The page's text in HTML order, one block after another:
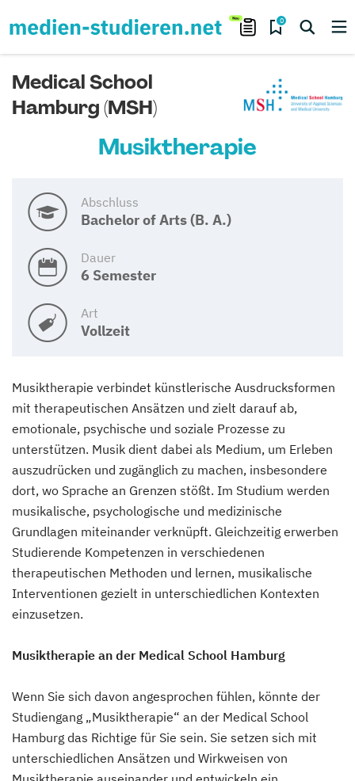
0
Medical School
Hamburg (MSH)
Musiktherapie
Abschluss
Bachelor of Arts (B. A.)
Dauer
6 Semester
Art
Vollzeit
Musiktherapie verbindet künstlerische Ausdrucksformen
mit therapeutischen Ansätzen und zielt darauf ab,
emotionale, psychische und soziale Prozesse zu
unterstützen. Musik dient dabei als Medium, um Erleben
auszudrücken und zugänglich zu machen, insbesondere
dort, wo Sprache an Grenzen stößt. Im Studium werden
musikalische, psychologische und medizinische
Grundlagen miteinander verknüpft. Gleichzeitig erwerben
Studierende Kompetenzen in verschiedenen
therapeutischen Methoden und lernen, musikalische
Interventionen gezielt in unterschiedlichen Kontexten
einzusetzen.
Musiktherapie an der Medical School Hamburg
Wenn Sie sich davon angesprochen fühlen, könnte der
Studiengang „Musiktherapie“ an der Medical School
Hamburg das Richtige für Sie sein. Sie setzen sich mit
unterschiedlichen Ansätzen und Wirkweisen von